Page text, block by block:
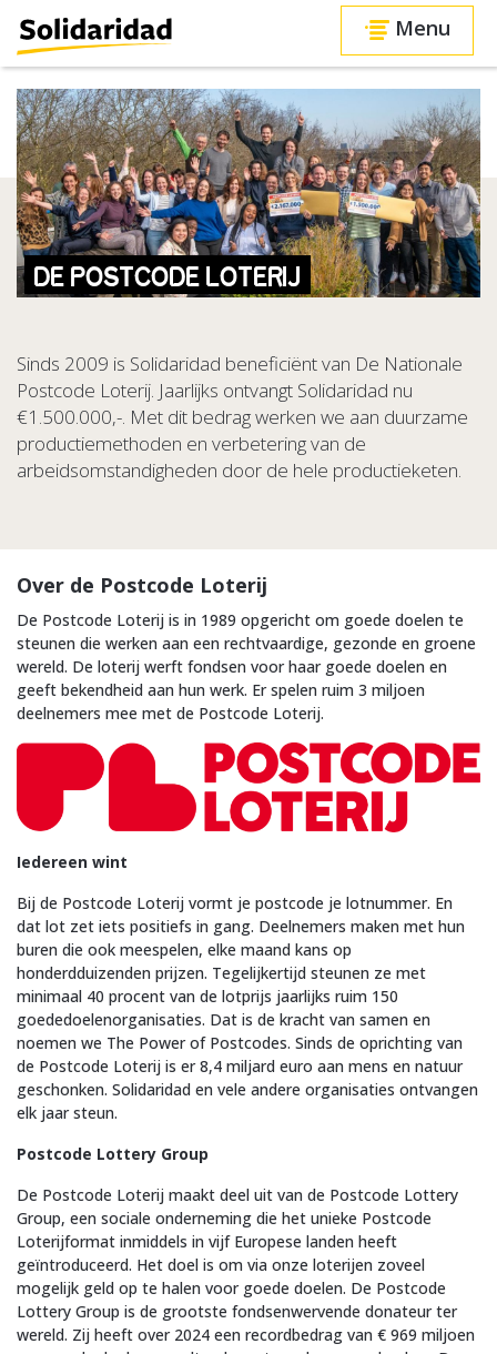
Menu
DE POSTCODE LOTERIJ
Sinds 2009 is Solidaridad beneficiënt van De Nationale
Postcode Loterij. Jaarlijks ontvangt Solidaridad nu
€1.500.000,-. Met dit bedrag werken we aan duurzame
productiemethoden en verbetering van de
arbeidsomstandigheden door de hele productieketen.
Over de Postcode Loterij
De Postcode Loterij is in 1989 opgericht om goede doelen te
steunen die werken aan een rechtvaardige, gezonde en groene
wereld. De loterij werft fondsen voor haar goede doelen en
geeft bekendheid aan hun werk. Er spelen ruim 3 miljoen
deelnemers mee met de Postcode Loterij.
Iedereen wint
Bij de Postcode Loterij vormt je postcode je lotnummer. En
dat lot zet iets positiefs in gang. Deelnemers maken met hun
buren die ook meespelen, elke maand kans op
honderdduizenden prijzen. Tegelijkertijd steunen ze met
minimaal 40 procent van de lotprijs jaarlijks ruim 150
goededoelenorganisaties. Dat is de kracht van samen en
noemen we The Power of Postcodes. Sinds de oprichting van
de Postcode Loterij is er 8,4 miljard euro aan mens en natuur
geschonken. Solidaridad en vele andere organisaties ontvangen
elk jaar steun.
Postcode Lottery Group
De Postcode Loterij maakt deel uit van de Postcode Lottery
Group, een sociale onderneming die het unieke Postcode
Loterijformat inmiddels in vijf Europese landen heeft
geïntroduceerd. Het doel is om via onze loterijen zoveel
mogelijk geld op te halen voor goede doelen. De Postcode
Lottery Group is de grootste fondsenwervende donateur ter
wereld. Zij heeft over 2024 een recordbedrag van € 969 miljoen